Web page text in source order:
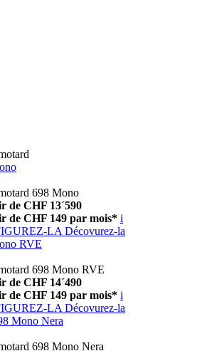
698 Mono
de CHF 13´590
de CHF 149 par mois* i
LA Décovurez-la
RVE
698 Mono RVE
de CHF 14´490
de CHF 149 par mois* i
LA Décovurez-la
Mono Nera
698 Mono Nera